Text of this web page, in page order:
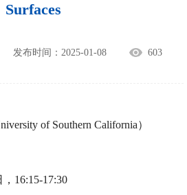
Surfaces
发布时间：2025-01-08 603
of Southern California）
16:15-17:30